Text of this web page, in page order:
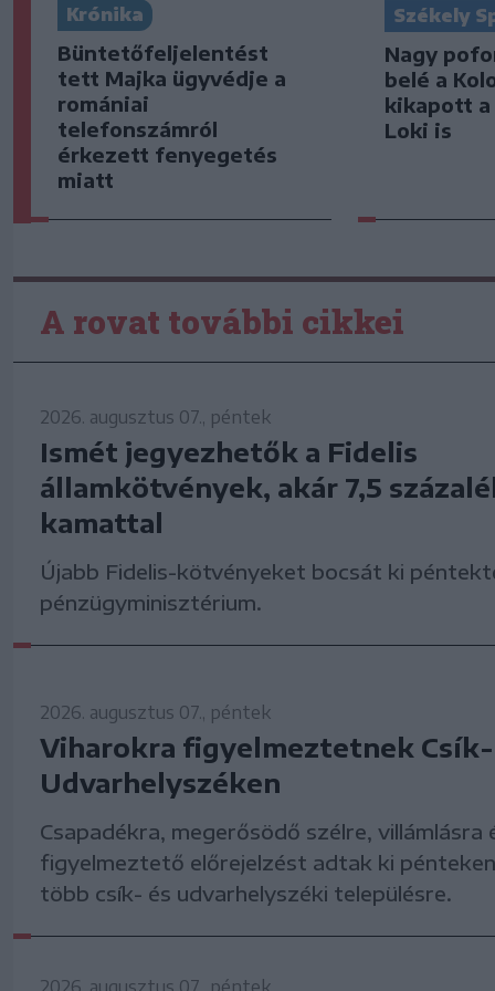
Krónika
Büntetőfeljelentést
tett Majka ügyvédje a
romániai
telefonszámról
érkezett fenyegetés
miatt
Székely
Nagy
belé a
kikapott a
Loki is
A rovat további cikkei
2026. augusztus 07., péntek
Ismét jegyezhetők a Fidelis
államkötvények, akár 7,5
kamattal
Újabb Fidelis-kötvényeket bocsát ki
pénzügyminisztérium.
2026. augusztus 07., péntek
Viharokra figyelmeztetnek Csík-
Udvarhelyszéken
Csapadékra, megerősödő szélre, villámlásra
figyelmeztető előrejelzést adtak ki
több csík- és udvarhelyszéki településre.
2026. augusztus 07., péntek